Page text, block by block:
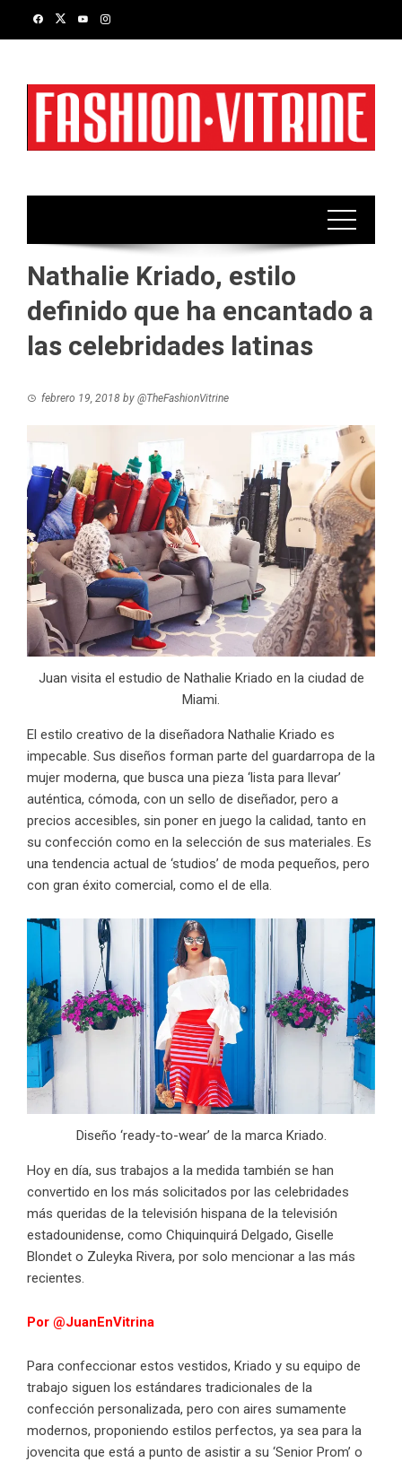
Nathalie Kriado, estilo
definido que ha encantado a
las celebridades latinas
febrero 19, 2018 by @TheFashionVitrine
Juan visita el estudio de Nathalie Kriado en la ciudad de
Miami.
El estilo creativo de la diseñadora Nathalie Kriado es
impecable. Sus diseños forman parte del guardarropa de la
mujer moderna, que busca una pieza ‘lista para llevar’
auténtica, cómoda, con un sello de diseñador, pero a
precios accesibles, sin poner en juego la calidad, tanto en
su confección como en la selección de sus materiales. Es
una tendencia actual de ‘studios’ de moda pequeños, pero
con gran éxito comercial, como el de ella.
Diseño ‘ready-to-wear’ de la marca Kriado.
Hoy en día, sus trabajos a la medida también se han
convertido en los más solicitados por las celebridades
más queridas de la televisión hispana de la televisión
estadounidense, como Chiquinquirá Delgado, Giselle
Blondet o Zuleyka Rivera, por solo mencionar a las más
recientes.
Por @JuanEnVitrina
Para confeccionar estos vestidos, Kriado y su equipo de
trabajo siguen los estándares tradicionales de la
confección personalizada, pero con aires sumamente
modernos, proponiendo estilos perfectos, ya sea para la
jovencita que está a punto de asistir a su ‘Senior Prom’ o